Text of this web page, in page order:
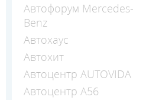
Автофорум Mercedes-
Benz
Автохаус
Автохит
Автоцентр AUTOVIDA
Автоцентр А56